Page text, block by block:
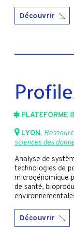
Découvrir
PLATEFORME
LYON,
sciences des
Analyse de
technologies de
microgénomique
de santé,
Découvrir